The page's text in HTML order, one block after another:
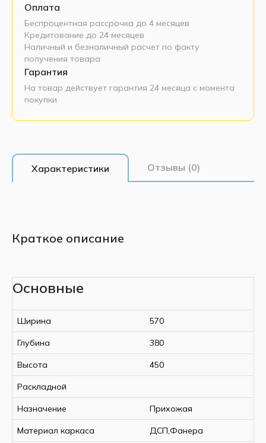
Оплата
Беспроцентная рассрочка до 4 месяцев
Кредитование до 24 месяцев
Наличный и безналичный расчет по факту
получения товара
Гарантия
На товар действует гарантия 24 месяца с момента
покупки
Характеристики Отзывы (0)
Краткое описание
Основные
Ширина 570
Глубина 380
Высота 450
Раскладной
Назначение Прихожая
Материал каркаса ДСП,Фанера